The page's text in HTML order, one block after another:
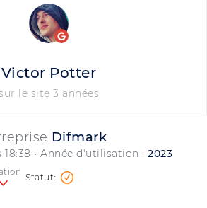
Difmark
• Année d'utilisation : 2023
Victor Potter
le site 3 années